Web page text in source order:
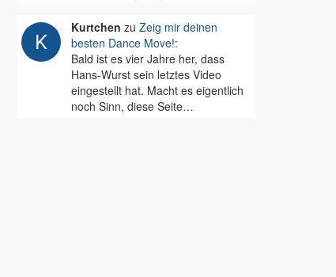
Kurtchen zu Zeig mir deinen
besten Dance Move!:
Bald ist es vier Jahre her, dass
Hans-Wurst sein letztes Video
eingestellt hat. Macht es eigentlich
noch Sinn, diese Seite…